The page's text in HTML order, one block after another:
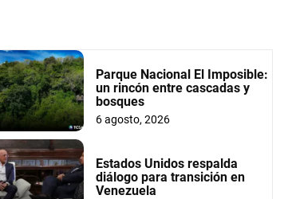
Parque Nacional El Imposible:
un rincón entre cascadas y
bosques
6 agosto, 2026
Estados Unidos respalda
diálogo para transición en
Venezuela